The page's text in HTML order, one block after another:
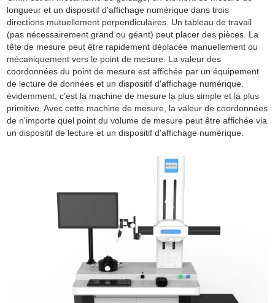
longueur et un dispositif d'affichage numérique dans trois
directions mutuellement perpendiculaires. Un tableau de travail
(pas nécessairement grand ou géant) peut placer des pièces. La
tête de mesure peut être rapidement déplacée manuellement ou
mécaniquement vers le point de mesure. La valeur des
coordonnées du point de mesure est affichée par un équipement
de lecture de données et un dispositif d'affichage numérique.
évidemment, c'est la machine de mesure la plus simple et la plus
primitive. Avec cette machine de mesure, la valeur de coordonnées
de n'importe quel point du volume de mesure peut être affichée via
un dispositif de lecture et un dispositif d'affichage numérique.